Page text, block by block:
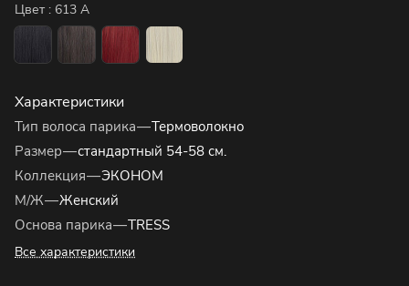
Цвет : 613 A
Характеристики
Тип волоса парика—Термоволокно
Размер—стандартный 54-58 см.
Коллекция—ЭКОНОМ
М/Ж—Женский
Основа парика—TRESS
Все характеристики